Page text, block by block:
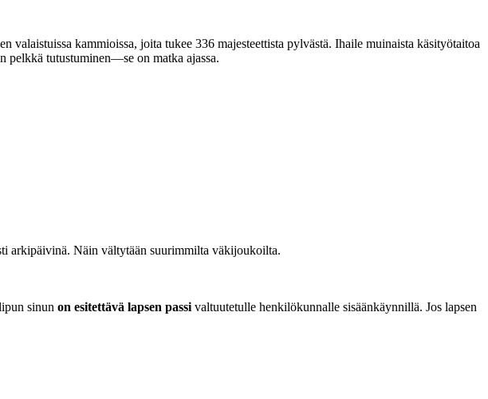
kammioissa, joita tukee 336 majesteettista pylvästä. Ihaile muinaista käsityötaitoa
pelkkä tutustuminen—se on matka ajassa.
arkipäivinä. Näin vältytään suurimmilta väkijoukoilta.
sinun on esitettävä lapsen passi valtuutetulle henkilökunnalle sisäänkäynnillä. Jos lapsen